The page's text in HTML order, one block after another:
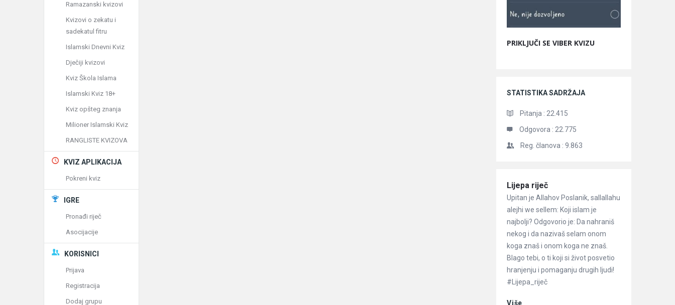
PRIKLJUČI SE VIBER KVIZU
STATISTIKA SADRŽAJA
Pitanja : 22.415
Odgovora : 22.775
Reg. članova : 9.863
Članci
Lijepa riječ
Upitan je Allahov Poslanik, sallallahu
alejhi we sellem: Koji islam je
najbolji? Odgovorio je: Da nahraniš
nekog i da nazivaš selam onom
koga znaš i onom koga ne znaš.
Blago tebi, o ti koji si život posvetio
hranjenju i pomaganju drugih ljudi!
#Lijepa_riječ
Više
Ramazanski kvizovi
Kvizovi o zekatu i
sadekatul fitru
Islamski Dnevni Kviz
Dječiji kvizovi
Kviz Škola Islama
Islamski Kviz 18+
Kviz opšteg znanja
Milioner Islamski Kviz
RANGLISTE KVIZOVA
KVIZ APLIKACIJA
Pokreni kviz
IGRE
Pronađi riječ
Asocijacije
KORISNICI
Prijava
Registracija
Dodaj grupu